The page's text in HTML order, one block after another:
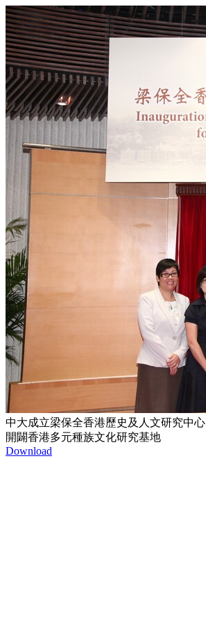
中大成立梁保全香港歷史及人文研究中心
開闢香港多元種族文化研究基地
Download